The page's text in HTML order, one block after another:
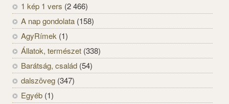
1 kép 1 vers (2 466)
A nap gondolata (158)
AgyRímek (1)
Állatok, természet (338)
Barátság, család (54)
dalszöveg (347)
Egyéb (1)